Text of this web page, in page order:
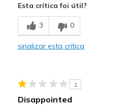
Breathe Well
Comfortable
Esta crítica foi útil?
3 0
sinalizar esta crítica
1
Disappointed